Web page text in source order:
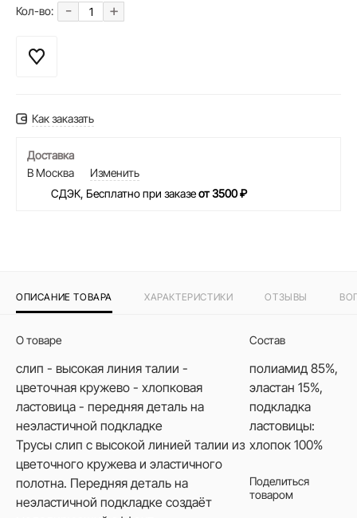
Кол-во: - +
Как заказать
Доставка
В Москва
Изменить
СДЭК, Бесплатно при заказеот 3500 ₽
ОПИСАНИЕ ТОВАРА ХАРАКТЕРИСТИКИ ОТЗЫВЫ
О товаре
слип - высокая линия талии -
цветочная кружево - хлопковая
ластовица - передняя деталь на
неэластичной подкладке
Трусы слип с высокой линией талии из
цветочного кружева и эластичного
полотна. Передняя деталь на
неэластичной подкладке создаёт
Состав
полиамид 85%,
эластан 15%,
подкладка
ластовицы:
хлопок 100%
Поделиться
товаром